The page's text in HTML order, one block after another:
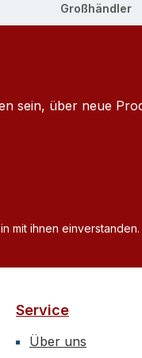
Großhändler
sein, über neue
mit ihnen einverstanden.
Service
Über uns